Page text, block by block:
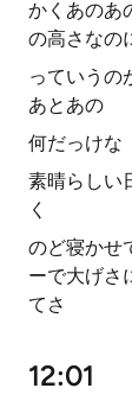
かくあのあ
の高さなの
っていうの
あとあの
何だっけな
素晴らしい
く
のど寝かせ
ーで大げさ
てさ
12:01